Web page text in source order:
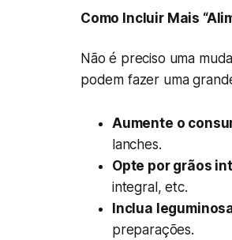
Como Incluir Mais
Não é preciso uma
podem fazer uma
Aumente o
lanches.
Opte por grãos
integral, etc.
Inclua
preparações.